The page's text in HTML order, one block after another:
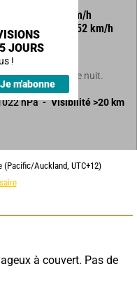
km/h
Rafales à
52 km/h
couvert.
faible en fin de nuit.
hPa Visibilité >20 km
JOURS
!
Je m'abonne
Auckland, UTC+12)
à couvert. Pas de